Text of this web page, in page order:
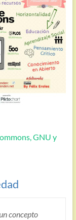
GNU y
concepto